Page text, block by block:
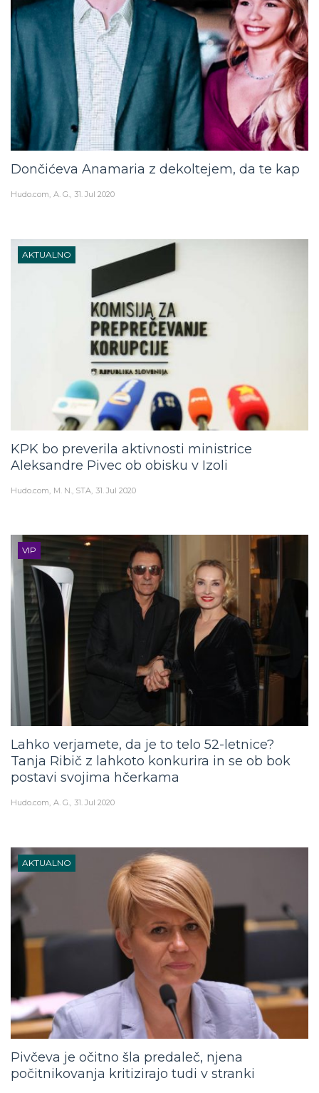
Dončićeva Anamaria z dekoltejem, da te kap
Hudo.com A. G. 31. Jul 2020
AKTUALNO
KPK bo preverila aktivnosti ministrice
Aleksandre Pivec ob obisku v Izoli
Hudo.com M. N., STA 31. Jul 2020
VIP
Lahko verjamete, da je to telo 52-letnice?
Tanja Ribič z lahkoto konkurira in se ob bok
postavi svojima hčerkama
Hudo.com A. G. 31. Jul 2020
AKTUALNO
Pivčeva je očitno šla predaleč, njena
počitnikovanja kritizirajo tudi v stranki